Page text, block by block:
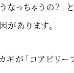
なっちゃうの？
があります。
が「コアビリーフ